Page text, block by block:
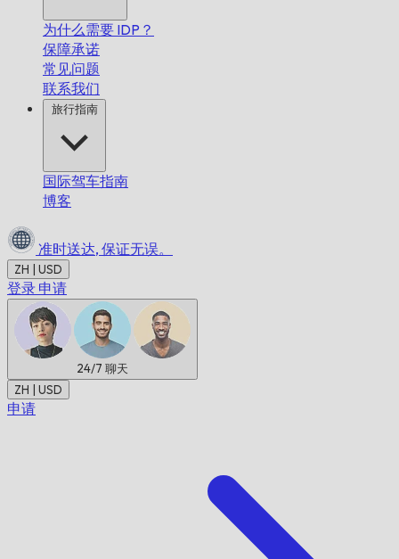
为什么需要 IDP？
保障承诺
常见问题
联系我们
旅行指南
国际驾车指南
博客
准时送达, 保证无误。
ZH | USD
登录 申请
24/7 聊天
ZH | USD
申请